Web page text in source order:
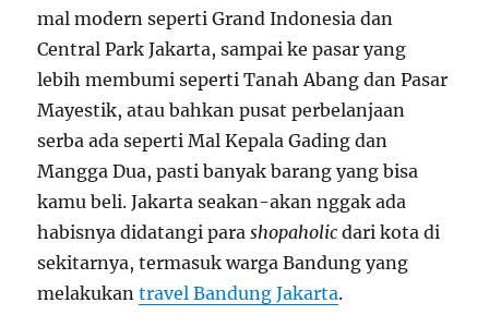
mal modern seperti Grand Indonesia dan
Central Park Jakarta, sampai ke pasar yang
lebih membumi seperti Tanah Abang dan Pasar
Mayestik, atau bahkan pusat perbelanjaan
serba ada seperti Mal Kepala Gading dan
Mangga Dua, pasti banyak barang yang bisa
kamu beli. Jakarta seakan-akan nggak ada
habisnya didatangi parashopaholic dari kota di
sekitarnya, termasuk warga Bandung yang
melakukantravel Bandung Jakarta.